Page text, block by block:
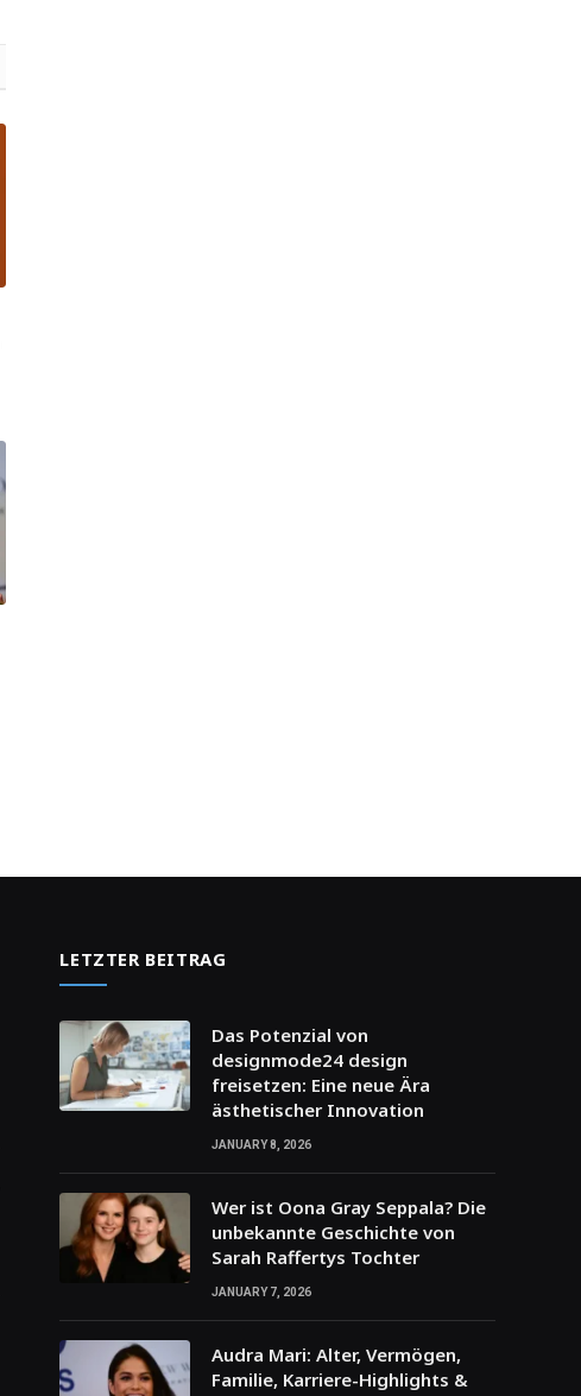
LETZTER BEITRAG
Das Potenzial von
designmode24 design
freisetzen: Eine neue Ära
ästhetischer Innovation
JANUARY 8, 2026
Wer ist Oona Gray Seppala? Die
unbekannte Geschichte von
Sarah Raffertys Tochter
JANUARY 7, 2026
Audra Mari: Alter, Vermögen,
Familie, Karriere-Highlights &